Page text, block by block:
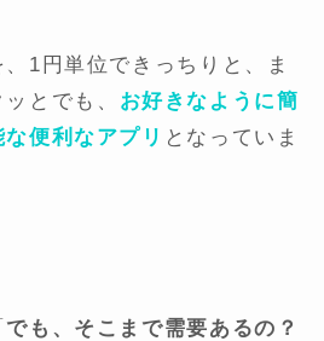
1円単位できっちりと、ま
とでも、 お好きなように簡
便利なアプリ となっていま
でも、そこまで需要あるの？